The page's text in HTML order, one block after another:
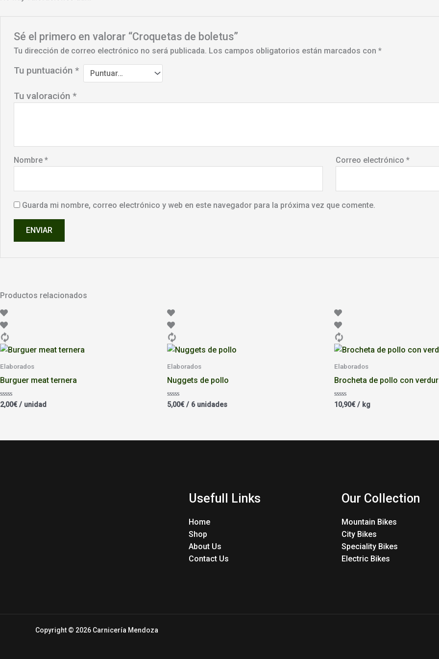
Sé el primero en valorar “Croquetas de boletus”
Tu dirección de correo electrónico no será publicada. Los campos obligatorios están marcados con *
Tu puntuación *
Tu valoración *
Nombre * Correo electrónico *
Guarda mi nombre, correo electrónico y web en este navegador para la próxima vez que comente.
Productos relacionados
Elaborados
Burguer meat ternera
Valorado
con
2,00€/ unidad
Elaborados
Nuggets de pollo
Valorado
con
5,00€/ 6 unidades
Elaborados
Brocheta de pollo con
Valorado
con
10,90€/ kg
Usefull Links
Home
Shop
About Us
Contact Us
Our Collection
Mountain Bikes
City Bikes
Speciality Bikes
Electric Bikes
Copyright © 2026 Carnicería Mendoza